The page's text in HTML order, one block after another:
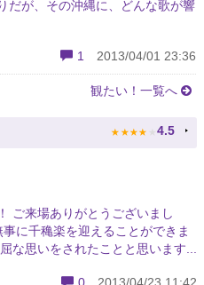
だが、その沖縄に、どんな歌が響
1 2013/04/01 23:36
観たい！一覧へ
★ ★ ★ ★ ★ 4.5
ご来場ありがとうございまし
に千穐楽を迎えることができま
な思いをされたことと思います...
0 2013/04/23 11:42